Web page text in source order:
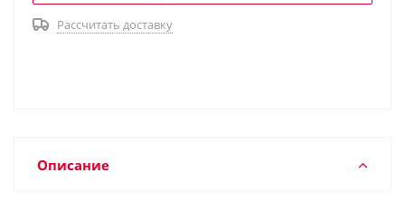
Рассчитать доставку
Описание